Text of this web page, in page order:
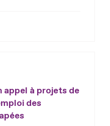
appel à projets de
des